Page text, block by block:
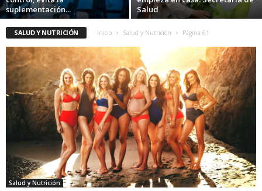
suplementación...
Salud
SALUD Y NUTRICIÓN Inicio Salud y Nutrición Página 61
Salud y Nutrición